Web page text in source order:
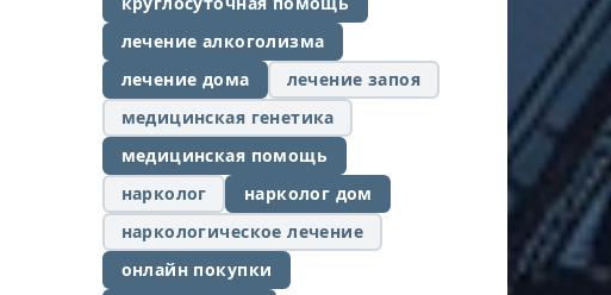
лечение алкоголизма
лечение дома
лечение запоя
медицинская генетика
медицинская помощь
нарколог
нарколог дом
наркологическое лечение
онлайн покупки